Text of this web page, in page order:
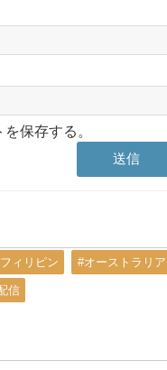
保存する。
ィリピン #オーストラリア
信